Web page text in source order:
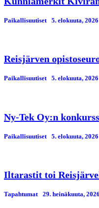
Paikallisuutiset 5. elokuuta, 2026
Reisjärven
Paikallisuutiset 5. elokuuta, 2026
Ny-Tek Oy:n
Paikallisuutiset 5. elokuuta, 2026
Iltarastit toi
Tapahtumat 29. heinäkuuta, 2026